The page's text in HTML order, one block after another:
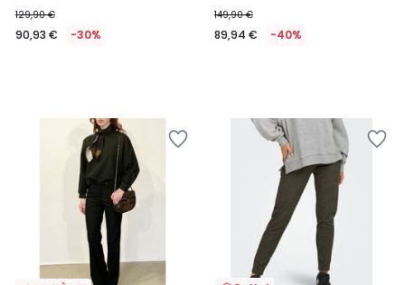
129,90 €
90,93 € -30%
149,90 €
89,94 € -40%